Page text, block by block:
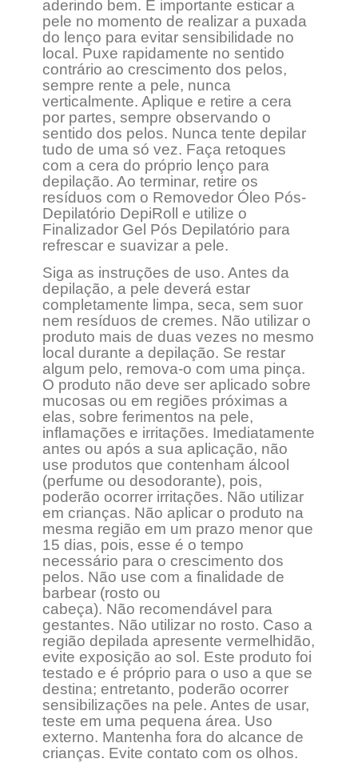
aderindo bem. É importante esticar a
pele no momento de realizar a puxada
do lenço para evitar sensibilidade no
local. Puxe rapidamente no sentido
contrário ao crescimento dos pelos,
sempre rente a pele, nunca
verticalmente. Aplique e retire a cera
por partes, sempre observando o
sentido dos pelos. Nunca tente depilar
tudo de uma só vez. Faça retoques
com a cera do próprio lenço para
depilação. Ao terminar, retire os
resíduos com o Removedor Óleo Pós-
Depilatório DepiRoll e utilize o
Finalizador Gel Pós Depilatório para
refrescar e suavizar a pele.
Siga as instruções de uso. Antes da
depilação, a pele deverá estar
completamente limpa, seca, sem suor
nem resíduos de cremes. Não utilizar o
produto mais de duas vezes no mesmo
local durante a depilação. Se restar
algum pelo, remova-o com uma pinça.
O produto não deve ser aplicado sobre
mucosas ou em regiões próximas a
elas, sobre ferimentos na pele,
inflamações e irritações. Imediatamente
antes ou após a sua aplicação, não
use produtos que contenham álcool
(perfume ou desodorante), pois,
poderão ocorrer irritações. Não utilizar
em crianças. Não aplicar o produto na
mesma região em um prazo menor que
15 dias, pois, esse é o tempo
necessário para o crescimento dos
pelos. Não use com a finalidade de
barbear (rosto ou
cabeça). Não recomendável para
gestantes. Não utilizar no rosto. Caso a
região depilada apresente vermelhidão,
evite exposição ao sol. Este produto foi
testado e é próprio para o uso a que se
destina; entretanto, poderão ocorrer
sensibilizações na pele. Antes de usar,
teste em uma pequena área. Uso
externo. Mantenha fora do alcance de
crianças. Evite contato com os olhos.